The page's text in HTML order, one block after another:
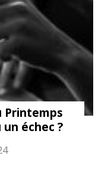
Printemps
un échec ?